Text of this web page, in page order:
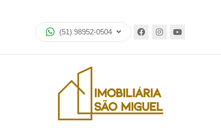
(51) 98952-0504
Imóveis
Encomende seu imóvel